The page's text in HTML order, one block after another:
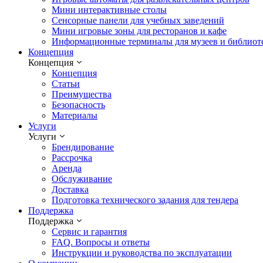
Мини интерактивные столы
Сенсорные панели для учебных заведений
Мини игровые зоны для ресторанов и кафе
Информационные терминалы для музеев и
Концепция
Концепция
Концепция
Статьи
Преимущества
Безопасность
Материалы
Услуги
Услуги
Брендирование
Рассрочка
Аренда
Обслуживание
Доставка
Подготовка технического задания для тендера
Поддержка
Поддержка
Сервис и гарантия
FAQ. Вопросы и ответы
Инструкции и руководства по эксплуатации